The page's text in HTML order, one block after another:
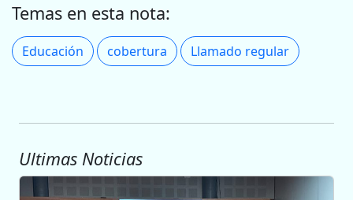
Temas en esta nota:
Educación cobertura Llamado regular
Ultimas Noticias